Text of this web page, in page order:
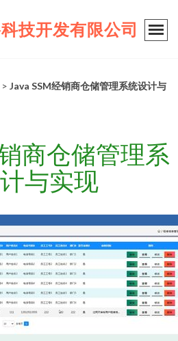
技开发有限公司
> Java SSM经销商仓储管理系统设计与
商仓储管理系
与实现